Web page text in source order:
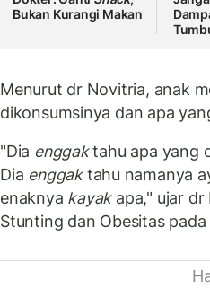
Bukan Kurangi Makan
Menurut dr Novitria, anak
dikonsumsinya dan apa
"Dia enggaktahu apa yang
Dia enggaktahu namanya
enaknya kayakapa," ujar dr
Stunting dan Obesitas